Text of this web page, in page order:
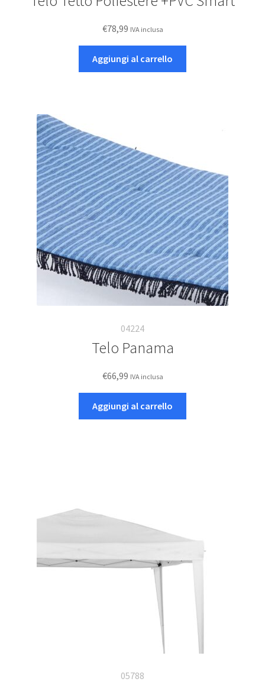
€78,99 IVA inclusa
Aggiungi al carrello
04224
Telo Panama
€66,99 IVA inclusa
Aggiungi al carrello
05788